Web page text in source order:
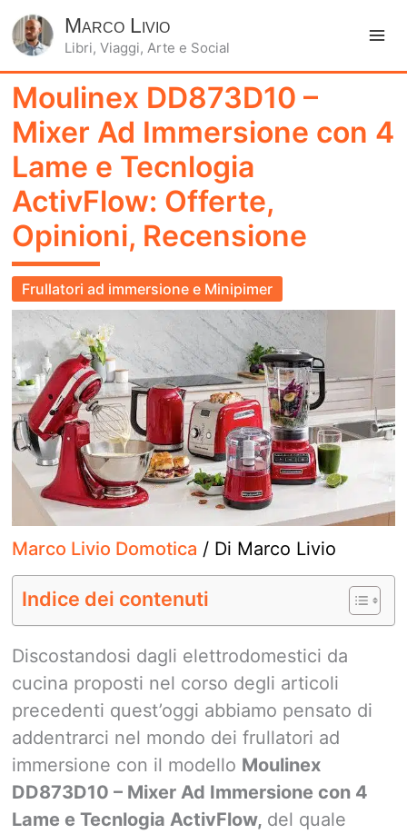
Marco Livio
Libri, Viaggi, Arte e Social
Moulinex DD873D10 –
Mixer Ad Immersione con 4
Lame e Tecnlogia
ActivFlow: Offerte,
Opinioni, Recensione
Frullatori ad immersione e Minipimer
Marco Livio Domotica / Di Marco Livio
Indice dei contenuti
Discostandosi dagli elettrodomestici da
cucina proposti nel corso degli articoli
precedenti quest’oggi abbiamo pensato di
addentrarci nel mondo dei frullatori ad
immersione con il modello Moulinex
DD873D10 – Mixer Ad Immersione con 4
Lame e Tecnlogia ActivFlow, del quale